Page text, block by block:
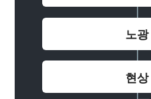
노광
현상